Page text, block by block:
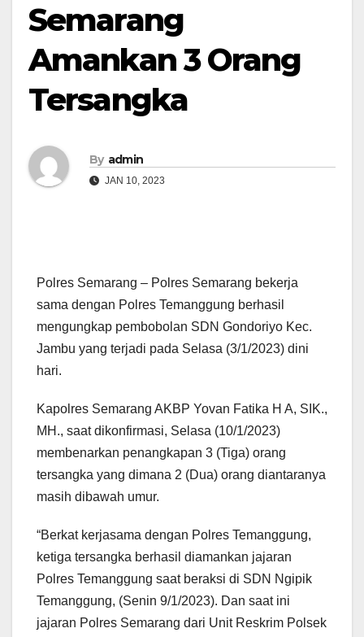
Semarang
Amankan 3 Orang
Tersangka
By admin
JAN 10, 2023
Polres Semarang – Polres Semarang bekerja
sama dengan Polres Temanggung berhasil
mengungkap pembobolan SDN Gondoriyo Kec.
Jambu yang terjadi pada Selasa (3/1/2023) dini
hari.
Kapolres Semarang AKBP Yovan Fatika H A, SIK.,
MH., saat dikonfirmasi, Selasa (10/1/2023)
membenarkan penangkapan 3 (Tiga) orang
tersangka yang dimana 2 (Dua) orang diantaranya
masih dibawah umur.
“Berkat kerjasama dengan Polres Temanggung,
ketiga tersangka berhasil diamankan jajaran
Polres Temanggung saat beraksi di SDN Ngipik
Temanggung, (Senin 9/1/2023). Dan saat ini
jajaran Polres Semarang dari Unit Reskrim Polsek